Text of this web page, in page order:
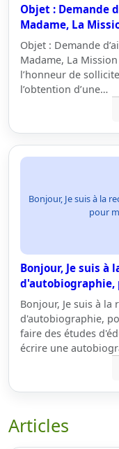
Objet : Demande
Madame, La
Objet : Demande
Madame, La
l’honneur de
l’obtention d’une…
Bonjour, Je suis à la
pour
Bonjour, Je suis à
d'autobiographie,
Bonjour, Je suis à
d'autobiographie,
faire des études
écrire une
Articles